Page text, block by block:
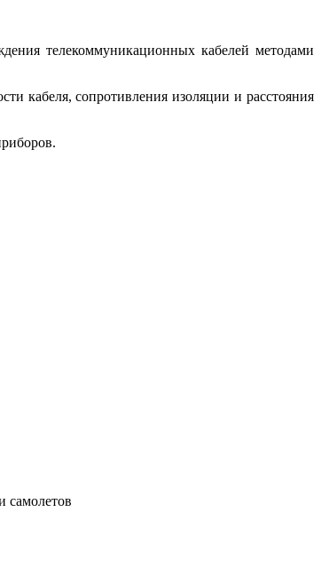
телекоммуникационных кабелей методами
кабеля, сопротивления изоляции и расстояния
самолетов